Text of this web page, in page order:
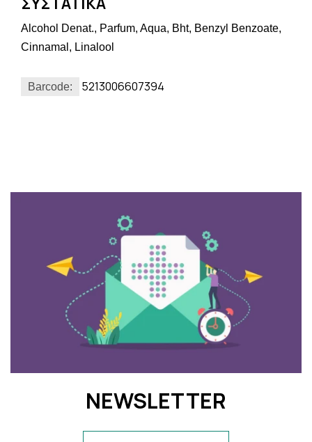
Alcohol Denat., Parfum, Aqua, Bht, Benzyl Benzoate,
Cinnamal, Linalool
Barcode: 5213006607394
NEWSLETTER